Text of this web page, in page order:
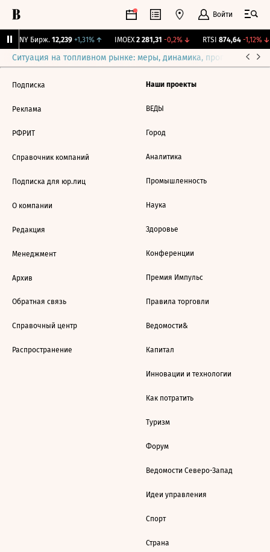
Войти
CNY Бирж. 12,239 +1,31%↑ IMOEX 2 281,31 -0,2%↓ RTSI 874,64 -1,12%↓
Ситуация на топливном рынке: меры, динамика, прогнозы
Подписка
Реклама
РФРИТ
Справочник компаний
Подписка для юр.лиц
О компании
Редакция
Менеджмент
Архив
Обратная связь
Справочный центр
Распространение
Наши проекты
ВЕДЫ
Город
Аналитика
Промышленность
Наука
Здоровье
Конференции
Премия Импульс
Правила торговли
Ведомости&
Капитал
Инновации и технологии
Как потратить
Туризм
Форум
Ведомости Северо-Запад
Идеи управления
Спорт
Страна